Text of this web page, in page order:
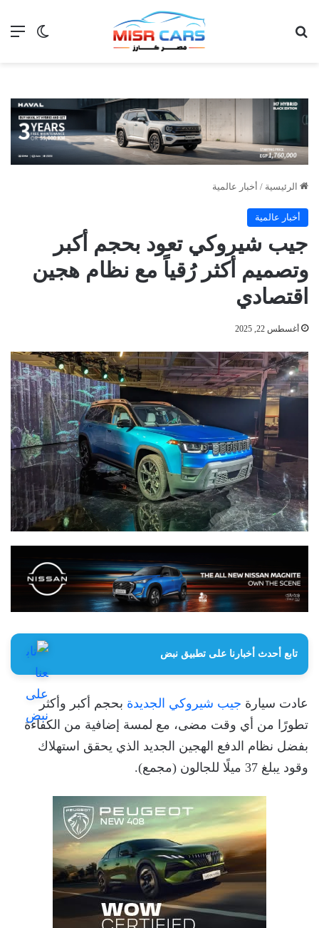
الوضع
الرئيسية / أخبار عالمية
أخبار عالمية
جيب شيروكي تعود بحجم أكبر
وتصميم أكثر رُقياً مع نظام هجين
اقتصادي
أغسطس 22, 2025
تابع أحدث أخبارنا على تطبيق نبض
عادت سيارة جيب شيروكي الجديدة بحجم أكبر وأكثر
تطورًا من أي وقت مضى، مع لمسة إضافية من الكفاءة
بفضل نظام الدفع الهجين الجديد الذي يحقق استهلاك
وقود يبلغ 37 ميلًا للجالون (مجمع).